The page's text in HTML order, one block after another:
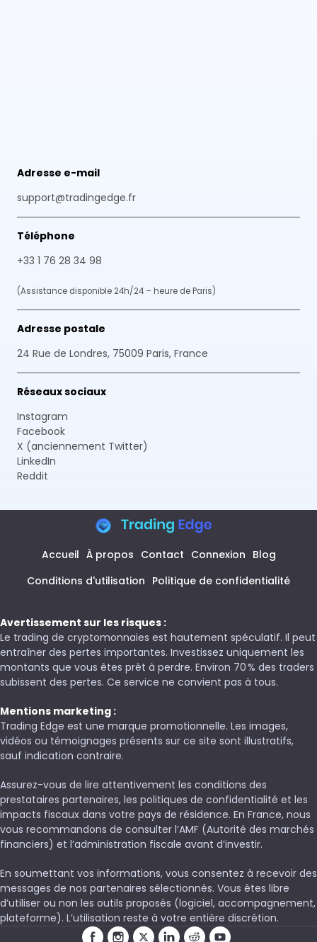
Adresse e-mail
support@tradingedge.fr
Téléphone
+33 1 76 28 34 98
(Assistance disponible 24h/24 – heure de Paris)
Adresse postale
24 Rue de Londres, 75009 Paris, France
Réseaux sociaux
Instagram
Facebook
X (anciennement Twitter)
LinkedIn
Reddit
Accueil À propos Contact Connexion Blog
Conditions d'utilisation Politique de confidentialité
Avertissement sur les risques :
Le trading de cryptomonnaies est hautement spéculatif. Il peut
entraîner des pertes importantes. Investissez uniquement les
montants que vous êtes prêt à perdre. Environ 70 % des traders
subissent des pertes. Ce service ne convient pas à tous.
Mentions marketing :
Trading Edge est une marque promotionnelle. Les images,
vidéos ou témoignages présents sur ce site sont illustratifs,
sauf indication contraire.
Assurez-vous de lire attentivement les conditions des
prestataires partenaires, les politiques de confidentialité et les
impacts fiscaux dans votre pays de résidence. En France, nous
vous recommandons de consulter l’AMF (Autorité des marchés
financiers) et l’administration fiscale avant d’investir.
En soumettant vos informations, vous consentez à recevoir des
messages de nos partenaires sélectionnés. Vous êtes libre
d’utiliser ou non les outils proposés (logiciel, accompagnement,
plateforme). L’utilisation reste à votre entière discrétion.